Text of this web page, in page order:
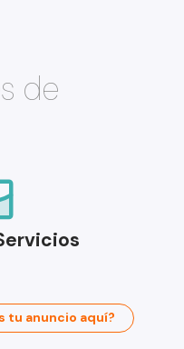
de
tu anuncio aquí?